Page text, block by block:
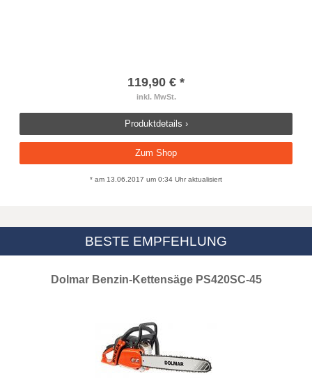
119,90 € *
inkl. MwSt.
Produktdetails ›
Zum Shop
* am 13.06.2017 um 0:34 Uhr aktualisiert
BESTE EMPFEHLUNG
Dolmar Benzin-Kettensäge PS420SC-45